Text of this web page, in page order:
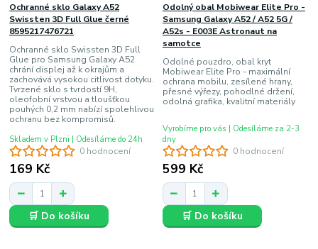
0 hodnocení
Ochranné sklo Galaxy A52
Swissten 3D Full Glue černé
8595217476721
Ochranné sklo Swissten 3D Full
Glue pro Samsung Galaxy A52
chrání displej až k okrajům a
zachovává vysokou citlivost dotyku.
Tvrzené sklo s tvrdostí 9H,
oleofobní vrstvou a tloušťkou
pouhých 0,2 mm nabízí spolehlivou
ochranu bez kompromisů.
169 Kč
Skladem v Plzni | Odesíláme do 24h
🛒 Do košíku
0 hodnocení
Odolný obal Mobiwear Elite Pro -
Samsung Galaxy A52 / A52 5G /
A52s - E003E Astronaut na
samotce
Odolné pouzdro, obal kryt
Mobiwear Elite Pro - maximální
ochrana mobilu, zesílené hrany,
přesné výřezy, pohodlné držení,
odolná grafika, kvalitní materiály
599 Kč
Vyrobíme pro vás | Odesíláme za 2-3
dny
🛒 Do košíku